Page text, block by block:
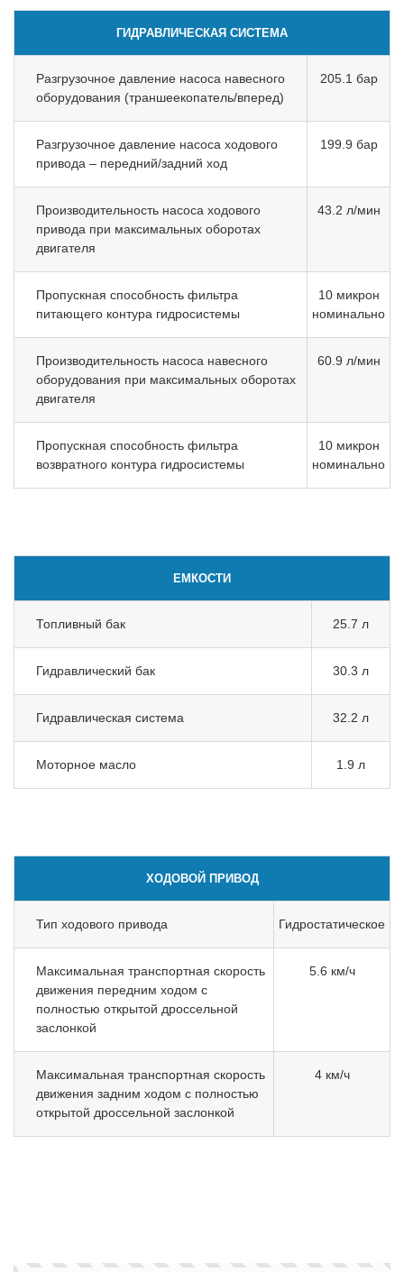
ГИДРАВЛИЧЕСКАЯ СИСТЕМА
Разгрузочное давление насоса навесного
оборудования (траншеекопатель/вперед)
205.1 бар
Разгрузочное давление насоса ходового
привода – передний/задний ход
199.9 бар
Производительность насоса ходового
привода при максимальных оборотах
двигателя
43.2 л/мин
Пропускная способность фильтра
питающего контура гидросистемы
10 микрон
номинально
Производительность насоса навесного
оборудования при максимальных оборотах
двигателя
60.9 л/мин
Пропускная способность фильтра
возвратного контура гидросистемы
10 микрон
номинально
ЕМКОСТИ
Топливный бак 25.7 л
Гидравлический бак 30.3 л
Гидравлическая система 32.2 л
Моторное масло 1.9 л
ХОДОВОЙ ПРИВОД
Тип ходового привода Гидростатическое
Максимальная транспортная скорость
движения передним ходом с
полностью открытой дроссельной
заслонкой
5.6 км/ч
Максимальная транспортная скорость
движения задним ходом с полностью
открытой дроссельной заслонкой
4 км/ч